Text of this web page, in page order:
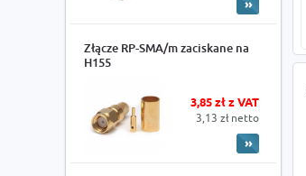
Złącze RP-SMA/m zaciskane na
H155
3,85 zł z VAT
3,13 zł netto